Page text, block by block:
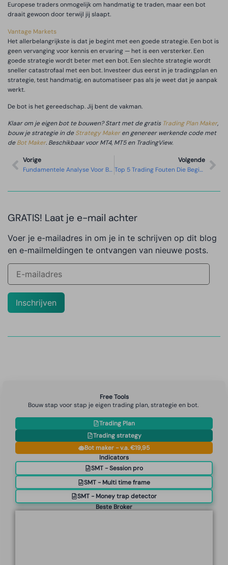
Europese traders onmogelijk om handmatig te traden, maar een bot
draait gewoon door terwijl jij slaapt.
Vantage Markets
Het allerbelangrijkste is dat je begint met een goede strategie. Een bot is
geen vervanging voor kennis en ervaring — het is een versterker. Een
goede strategie wordt beter met een bot. Een slechte strategie wordt
sneller catastrofaal met een bot. Investeer dus eerst in je tradingplan en
strategie, test handmatig, en automatiseer pas als je weet dat je aanpak
werkt.
De bot is het gereedschap. Jij bent de vakman.
Klaar om je eigen bot te bouwen? Start met de gratis Trading Plan Maker,
bouw je strategie in deStrategy Makeren genereer werkende code met
deBot Maker. Beschikbaar voor MT4, MT5 en TradingView.
Vorige
Fundamentele Analyse Voor Beginners
Volgende
Top 5 Trading Fouten Die Beginners Maken (en Hoe Te Vermijden)
GRATIS! Laat je e-mail achter
Voer je e-mailadres in om je in te schrijven op dit blog
en e-mailmeldingen te ontvangen van nieuwe posts.
Inschrijven
Free Tools
Bouw stap voor stap je eigen trading plan, strategie en bot.
Trading Plan
Trading strategy
Bot maker - v.a. €19,95
Indicators
SMT - Session pro
SMT - Multi time frame
SMT - Money trap detector
Beste Broker